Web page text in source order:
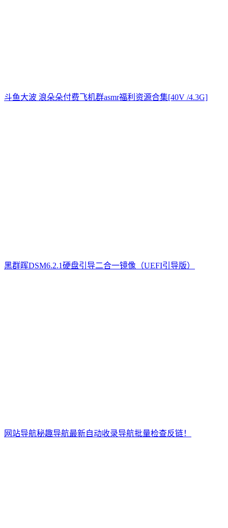
斗鱼大波 浪朵朵付费飞机群asmr福利资源合集[40V /4.3G]
黑群晖DSM6.2.1硬盘引导二合一镜像（UEFI引导版）
网站导航秘趣导航最新自动收录导航批量检查反链！